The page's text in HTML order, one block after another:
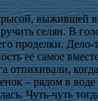
выжившей в
селян. В
проделки.
ее самое
отпихивали,
– рядом в
Чуть-чуть